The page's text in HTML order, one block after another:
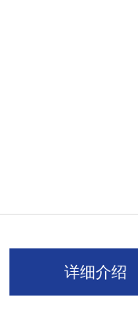
详细介绍